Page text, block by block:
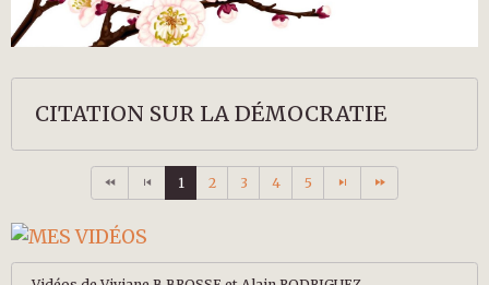
CITATION SUR LA DÉMOCRATIE
1 2 3 4 5